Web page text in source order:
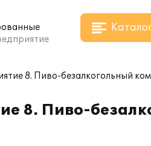
8. Пиво-безалкогольный
8. Пиво-